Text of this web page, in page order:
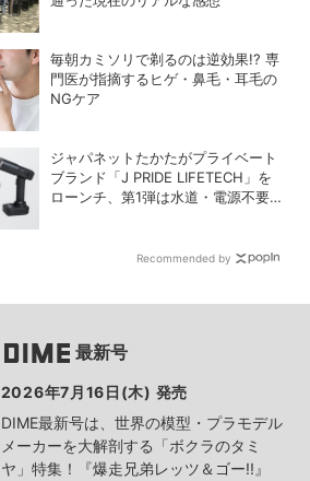
毎朝カミソリで剃るのは逆効果!? 専
門医が指摘するヒゲ・鼻毛・耳毛の
NGケア
ジャパネットたかたがプライベート
ブランド「J PRIDE LIFETECH」を
ローンチ、第1弾は水道・電源不要
Recommended by
最新号
2026年7月16日(木) 発売
DIME最新号は、世界の模型・プラモデル
メーカーを大解剖する「ボクラのタミ
ヤ」特集！『爆走兄弟レッツ＆ゴー!!』